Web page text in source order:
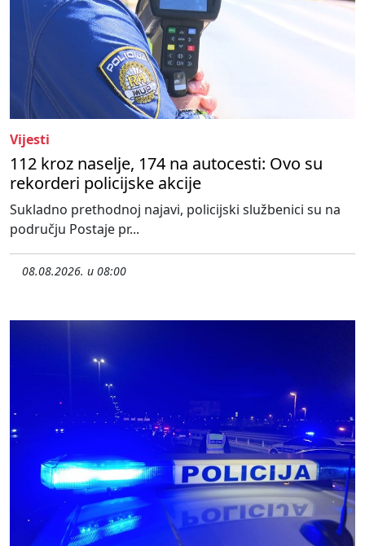
Vijesti
112 kroz naselje, 174 na autocesti: Ovo su
rekorderi policijske akcije
Sukladno prethodnoj najavi, policijski službenici su na
području Postaje pr...
08.08.2026. u 08:00